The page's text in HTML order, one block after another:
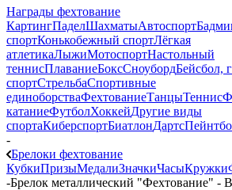
Награды фехтование
КартингПаделШахматыАвтоспорт
спортКонькобежный спортЛёгкая
атлетикаЛыжиМотоспортНастольный
теннисПлаваниеБоксСноубордБейсбол,
спортСтрельбаСпортивные
единоборстваФехтованиеТанцыТеннис
катаниеФутболХоккейДругие виды
спортаКиберспортБиатлонДартс
-
Брелоки фехтование
КубкиПризыМедалиЗначкиЧасыКружки
-Брелок металлический "Фехтование" -